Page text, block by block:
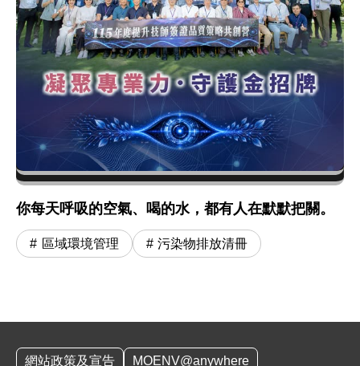
你每天呼吸的空氣、喝的水，都有人在默默把關。
區域環境管理 污染物排放清冊
網站政策及宣告 MOENV@anywhere